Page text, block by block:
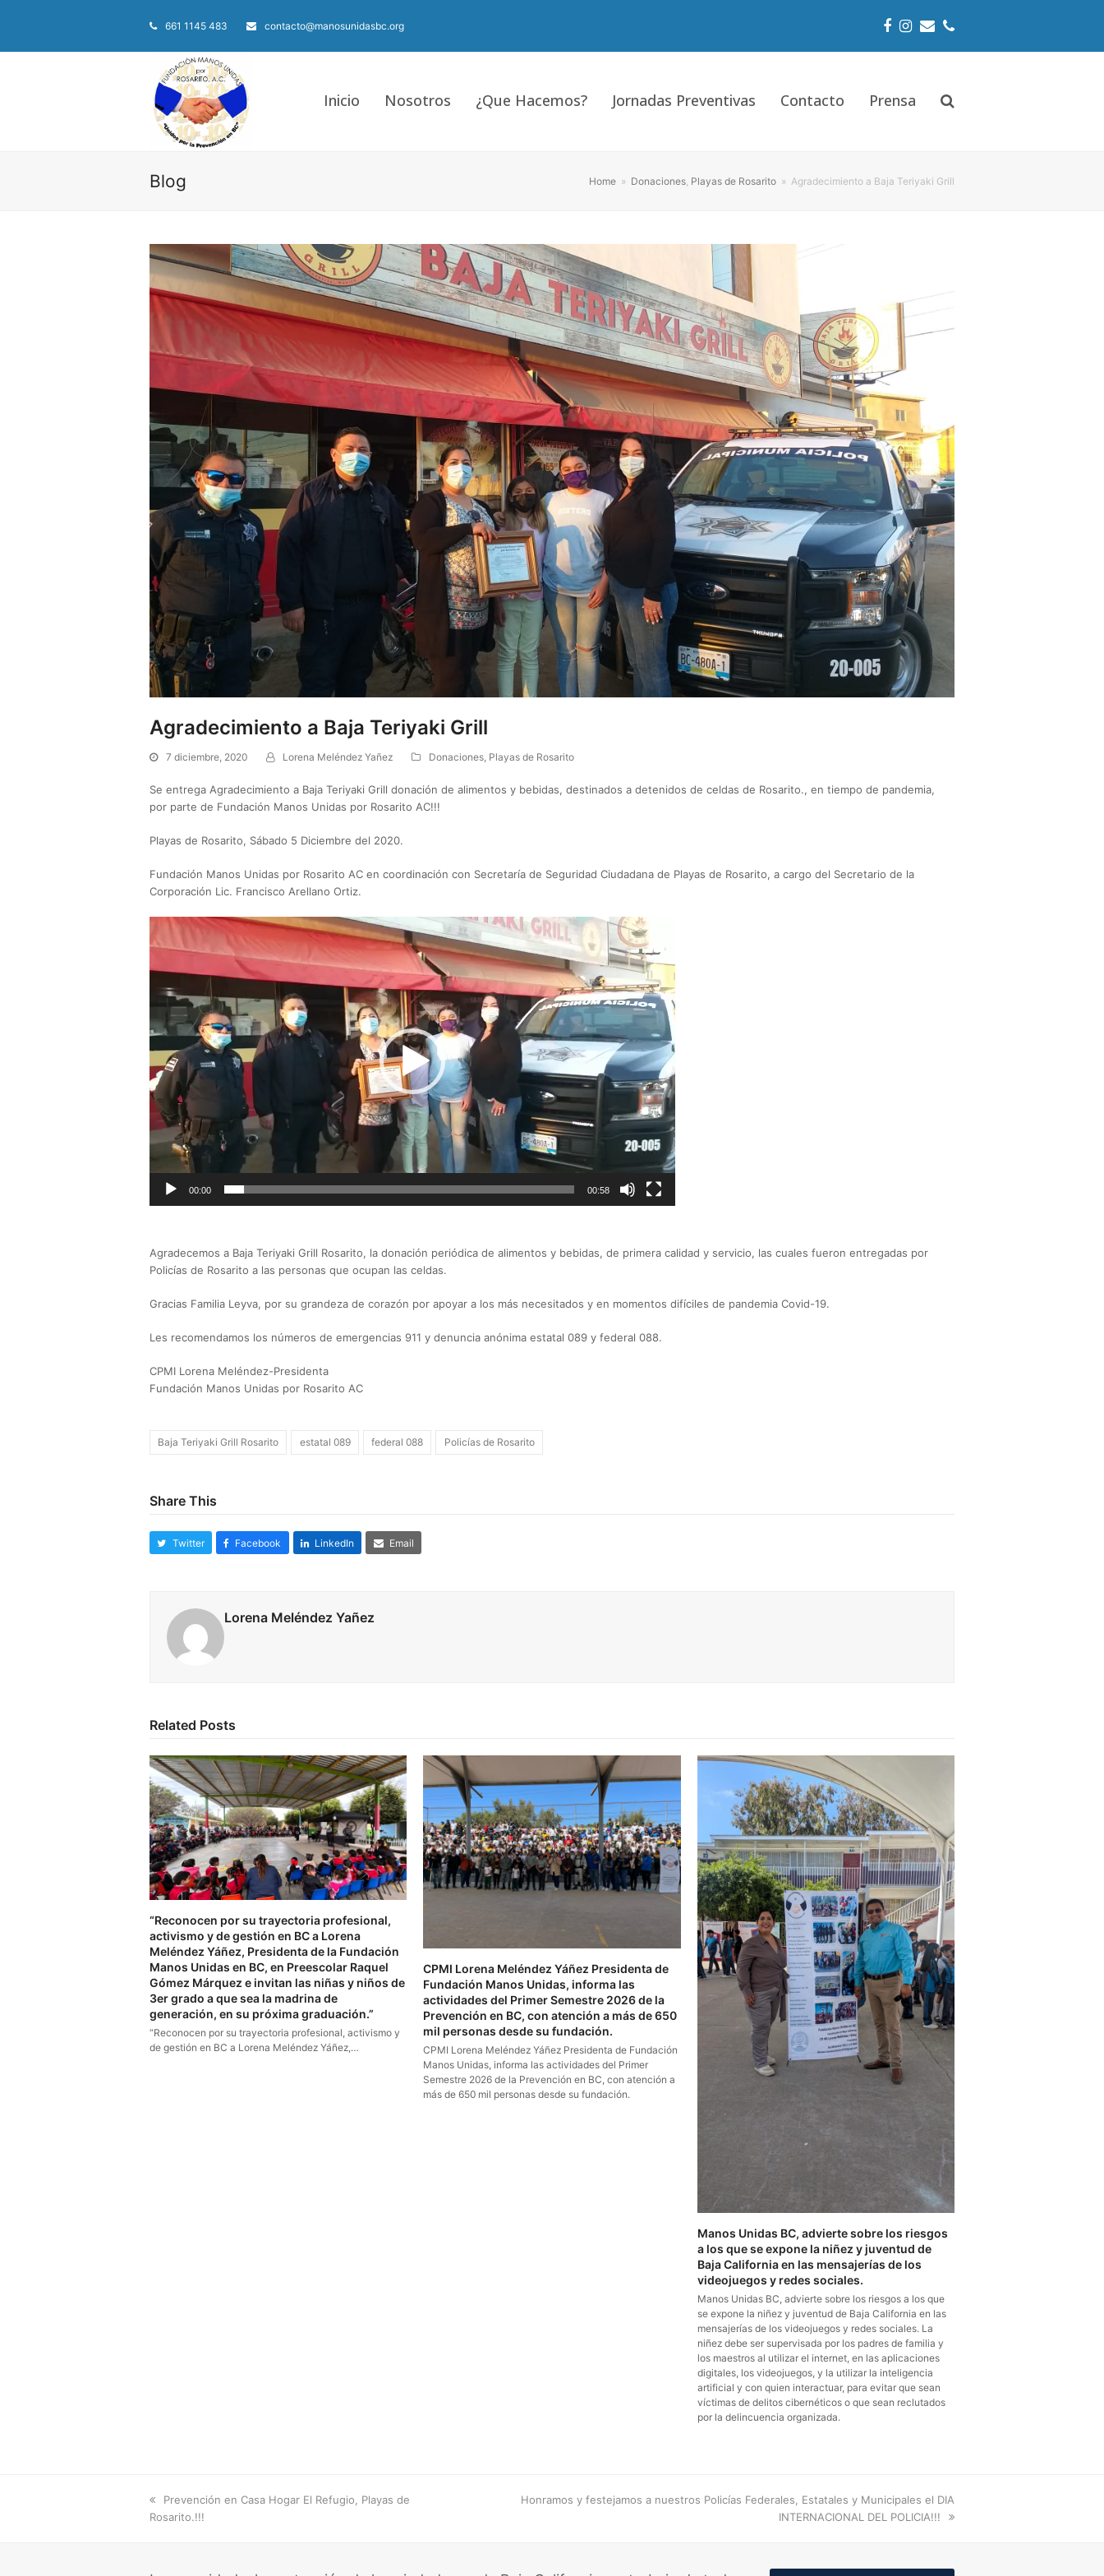
661 1145 483 contacto@manosunidasbc.org Facebook
Instagram
EmailPhone
Inicio Nosotros ¿Que Hacemos? Jornadas Preventivas Contacto Prensa
Blog Home » Donaciones, Playas de Rosarito » Agradecimiento a Baja Teriyaki Grill
Agradecimiento a Baja Teriyaki Grill
7 diciembre, 2020 Lorena Meléndez Yañez Donaciones Playas de Rosarito
Se entrega Agradecimiento a Baja Teriyaki Grill donación de alimentos y bebidas, destinados a detenidos de celdas de Rosarito., en tiempo de pandemia,
por parte de Fundación Manos Unidas por Rosarito AC!!!
Playas de Rosarito, Sábado 5 Diciembre del 2020.
Fundación Manos Unidas por Rosarito AC en coordinación con Secretaría de Seguridad Ciudadana de Playas de Rosarito, a cargo del Secretario de la
Corporación Lic. Francisco Arellano Ortiz.
Reproductor
de
00:00 00:58
Agradecemos a Baja Teriyaki Grill Rosarito, la donación periódica de alimentos y bebidas, de primera calidad y servicio, las cuales fueron entregadas por
Policías de Rosarito a las personas que ocupan las celdas.
Gracias Familia Leyva, por su grandeza de corazón por apoyar a los más necesitados y en momentos difíciles de pandemia Covid-19.
Les recomendamos los números de emergencias 911 y denuncia anónima estatal 089 y federal 088.
CPMI Lorena Meléndez-Presidenta
Fundación Manos Unidas por Rosarito AC
Baja Teriyaki Grill Rosarito estatal 089 federal 088 Policías de Rosarito
Share This
Twitter Facebook LinkedIn Email
Lorena Meléndez Yañez
Related Posts
“Reconocen por su trayectoria profesional,
activismo y de gestión en BC a Lorena
Meléndez Yáñez, Presidenta de la Fundación
Manos Unidas en BC, en Preescolar Raquel
Gómez Márquez e invitan las niñas y niños de
3er grado a que sea la madrina de
generación, en su próxima graduación.”
“Reconocen por su trayectoria profesional, activismo y
de gestión en BC a Lorena Meléndez Yáñez,…
CPMI Lorena Meléndez Yáñez Presidenta de
Fundación Manos Unidas, informa las
actividades del Primer Semestre 2026 de la
Prevención en BC, con atención a más de 650
mil personas desde su fundación.
CPMI Lorena Meléndez Yáñez Presidenta de Fundación
Manos Unidas, informa las actividades del Primer
Semestre 2026 de la Prevención en BC, con atención a
más de 650 mil personas desde su fundación.
Manos Unidas BC, advierte sobre los riesgos
a los que se expone la niñez y juventud de
Baja California en las mensajerías de los
videojuegos y redes sociales.
Manos Unidas BC, advierte sobre los riesgos a los que
se expone la niñez y juventud de Baja California en las
mensajerías de los videojuegos y redes sociales. La
niñez debe ser supervisada por los padres de familia y
los maestros al utilizar el internet, en las aplicaciones
digitales, los videojuegos, y la utilizar la inteligencia
artificial y con quien interactuar, para evitar que sean
víctimas de delitos cibernéticos o que sean reclutados
por la delincuencia organizada.
previous
post:
Prevención en Casa Hogar El Refugio, Playas de
Rosarito.!!!
next
Honramos y festejamos a nuestros Policías Federales, Estatales y Municipales el DIA
INTERNACIONAL DEL POLICIA!!!